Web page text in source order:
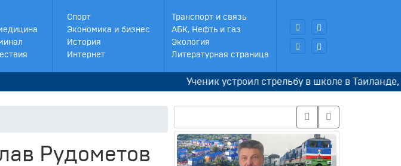
Спорт
Экономика и бизнес
История
Интернет
Транспорт и связь
АБК, Нефть и газ
Экология
Литературная страница
Ученик устроил стрельбу в школе в Таиланде,
Рудометов